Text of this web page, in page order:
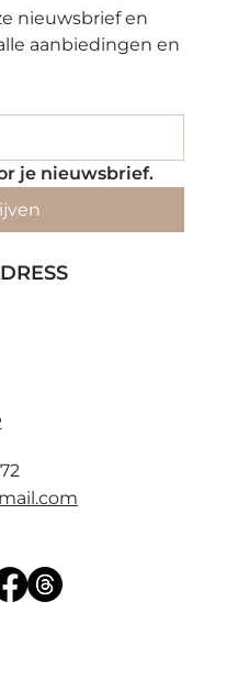
nieuwsbrief en
aanbiedingen en
je nieuwsbrief.